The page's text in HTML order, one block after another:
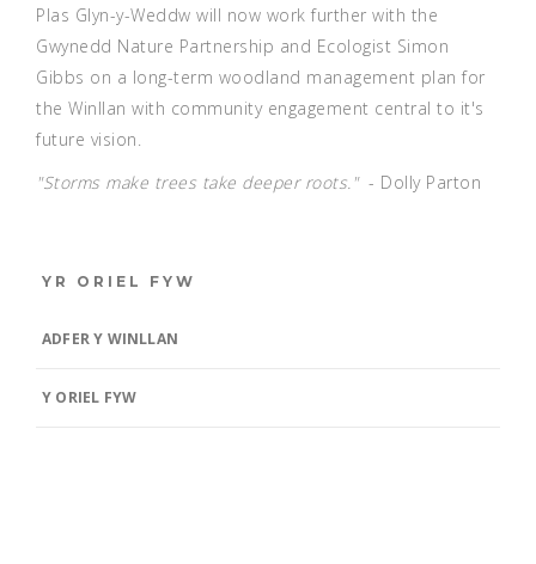
Plas Glyn-y-Weddw will now work further with the
Gwynedd Nature Partnership and Ecologist Simon
Gibbs on a long-term woodland management plan for
the Winllan with community engagement central to it's
future vision.
"Storms make trees take deeper roots."- Dolly Parton
YR ORIEL FYW
ADFER Y WINLLAN
Y ORIEL FYW